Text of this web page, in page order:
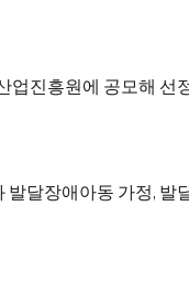
진흥원에 공모해 선
달장애아동 가정, 발